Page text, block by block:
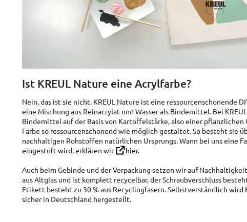
Ist KREUL Nature eine Acrylfarbe?
Nein, das ist sie nicht. KREUL Nature ist eine ressourcenschonende
eine Mischung aus Reinacrylat und Wasser als Bindemittel. Bei
Bindemittel auf der Basis von Kartoffelstärke, also einer pflanzlichen
Farbe so ressourcenschonend wie möglich gestaltet. So besteht sie
nachhaltigen Rohstoffen natürlichen Ursprungs. Wann bei uns eine
eingestuft wird, erklären wir
hier.
Auch beim Gebinde und der Verpackung setzen wir auf
aus Altglas und ist komplett recycelbar, der Schraubverschluss
Etikett besteht zu 30 % aus Recyclingfasern. Selbstverständlich wird
sicher in Deutschland hergestellt.